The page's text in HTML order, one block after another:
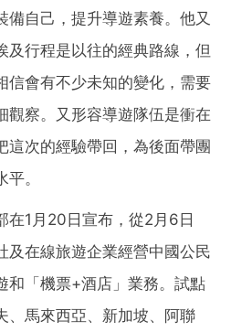
備自己，提升導遊素養。他又
及行程是以往的經典路線，但
信會有不少未知的變化，需要
觀察。又形容導遊隊伍是衝在
這次的經驗帶回，為後面帶團
。
在1月20日宣布，從2月6日
及在線旅遊企業經營中國公民
和「機票+酒店」業務。試點
、馬來西亞、新加坡、阿聯